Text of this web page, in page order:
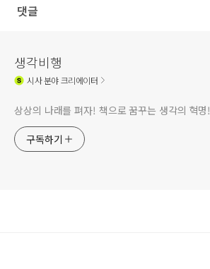
댓글
생각비행
시사분야 크리에이터
상상의 나래를 펴자! 책으로 꿈꾸는 생각의 혁명!
구독하기